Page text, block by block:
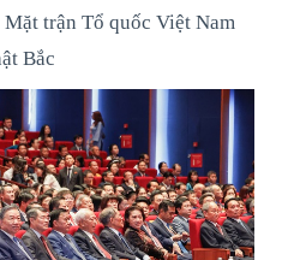
trận Tổ quốc Việt Nam
Bắc